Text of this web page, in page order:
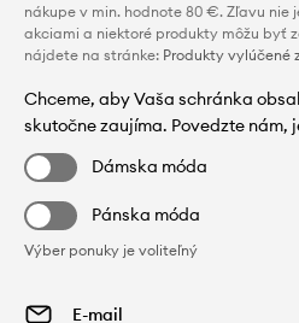
nákupe v min. hodnote 80 €. Zľavu nie
akciami a niektoré produkty môžu byť
nájdete na stránke: Produkty vylúčené
Chceme, aby Vaša schránka
skutočne zaujíma. Povedzte nám,
Dámska móda
Pánska móda
Výber ponuky je voliteľný